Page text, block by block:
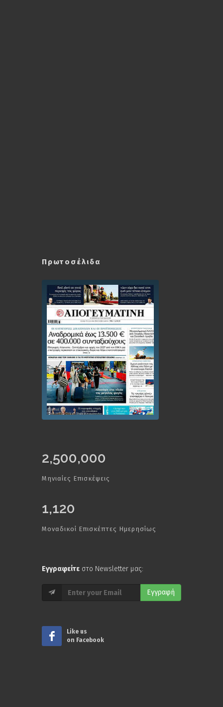
Πρωτοσέλιδα
2,500,000
Μηνιαίες Επισκέψεις
1,120
Μοναδικοί Επισκέπτες Ημερησίως
Εγγραφείτε στο Newsletter μας:
Εγγραφή
Like us
on Facebook